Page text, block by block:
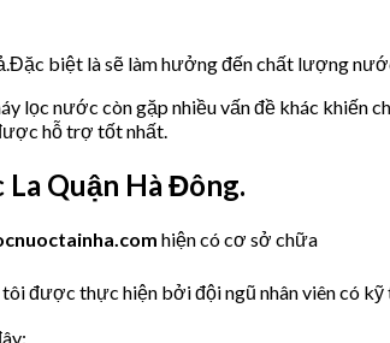
biệt là sẽ làm hưởng đến chất lượng
lọc nước còn gặp nhiều vấn đề khác khiến
hỗ trợ tốt nhất.
Quận Hà Đông.
hiện có cơ sở chữa
được thực hiện bởi đội ngũ nhân viên có kỹ